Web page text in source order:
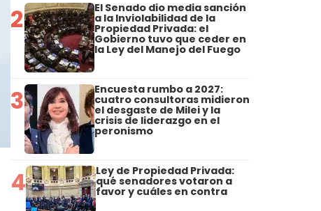
2 El Senado dio media sanción
a la Inviolabilidad de la
Propiedad Privada: el
Gobierno tuvo que ceder en
la Ley del Manejo del Fuego
3 Encuesta rumbo a 2027:
cuatro consultoras midieron
el desgaste de Milei y la
crisis de liderazgo en el
peronismo
4 Ley de Propiedad Privada:
qué senadores votaron a
favor y cuáles en contra